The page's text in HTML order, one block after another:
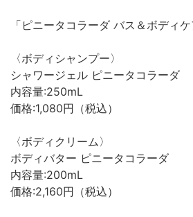
「ピニータコラーダ バス＆ボディ
〈ボディシャンプー〉
シャワージェル ピニータコラーダ
内容量:250mL
価格:1,080円（税込）
〈ボディクリーム〉
ボディバター ピニータコラーダ
内容量:200mL
価格:2,160円（税込）